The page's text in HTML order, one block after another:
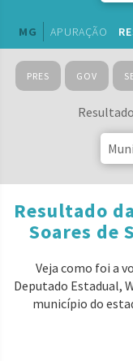
MG APURAÇÃO
PRES GOV
Resultado
Soares de
Veja como foi a
Deputado Estadual,
município do